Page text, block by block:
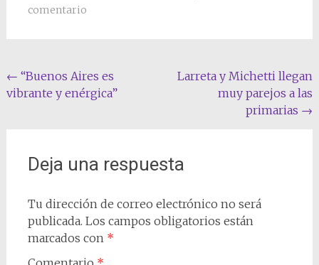
comentario
Navegación
de
← “Buenos Aires es
vibrante y enérgica”
Larreta y Michetti llegan
muy parejos a las
primarias →
Deja una respuesta
Tu dirección de correo electrónico no será
publicada. Los campos obligatorios están
marcados con *